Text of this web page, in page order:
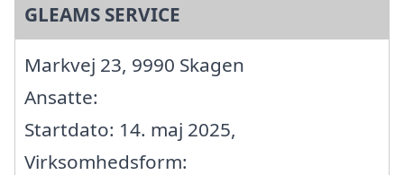
GLEAMS SERVICE
Markvej 23, 9990 Skagen
Ansatte:
Startdato: 14. maj 2025,
Virksomhedsform: